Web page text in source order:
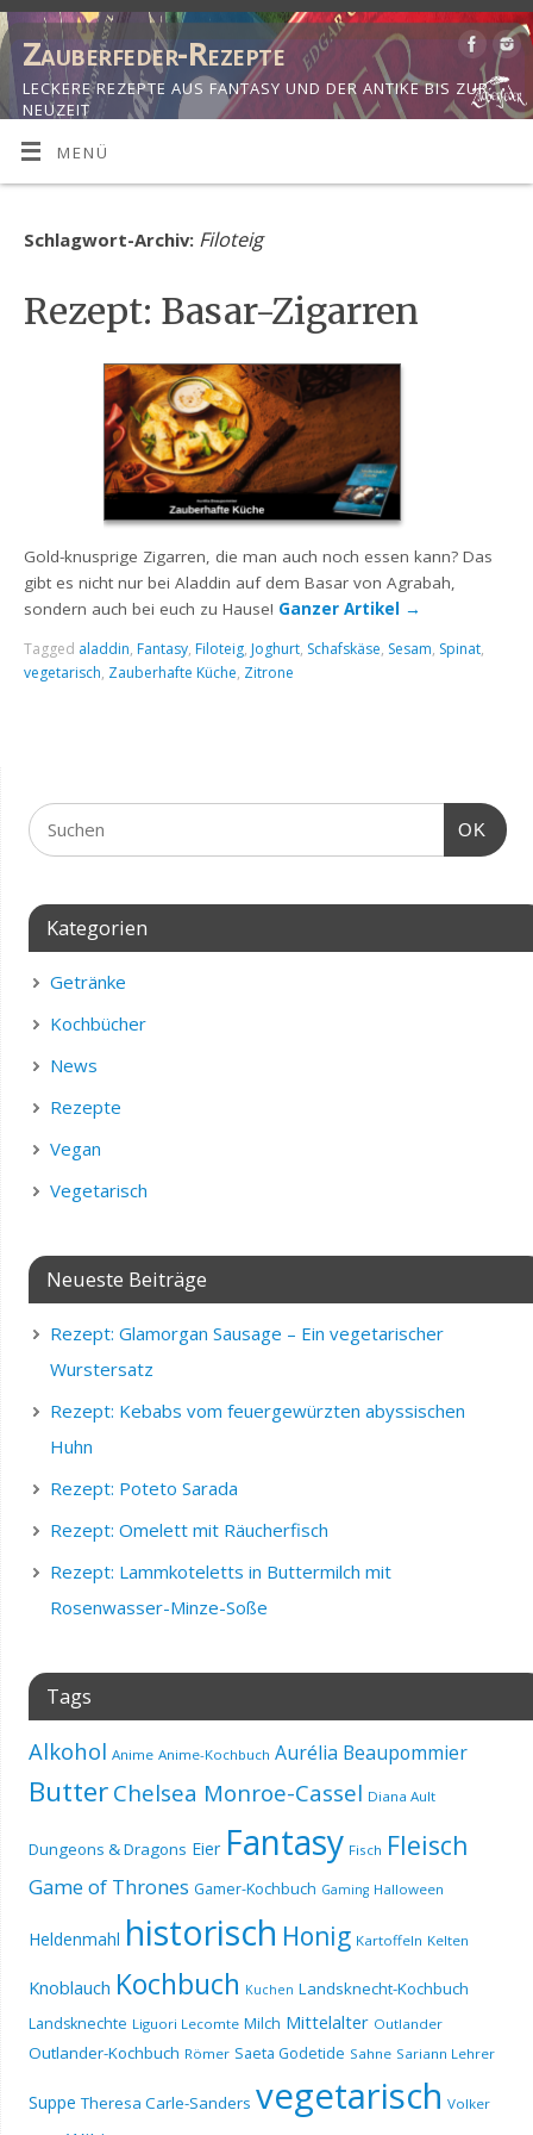
Zauberfeder-Rezepte
LECKERE REZEPTE AUS FANTASY UND DER ANTIKE BIS ZUR
NEUZEIT
MENÜ
Schlagwort-Archiv: Filoteig
Rezept: Basar-Zigarren
Gold-knusprige Zigarren, die man auch noch essen kann? Das
gibt es nicht nur bei Aladdin auf dem Basar von Agrabah,
sondern auch bei euch zu Hause! Ganzer Artikel →
Tagged aladdin, Fantasy, Filoteig, Joghurt, Schafskäse, Sesam, Spinat,
vegetarisch, Zauberhafte Küche, Zitrone
OK
Kategorien
Getränke
Kochbücher
News
Rezepte
Vegan
Vegetarisch
Neueste Beiträge
Rezept: Glamorgan Sausage – Ein vegetarischer
Wurstersatz
Rezept: Kebabs vom feuergewürzten abyssischen
Huhn
Rezept: Poteto Sarada
Rezept: Omelett mit Räucherfisch
Rezept: Lammkoteletts in Buttermilch mit
Rosenwasser-Minze-Soße
Tags
Alkohol Anime Anime-Kochbuch Aurélia Beaupommier
Butter Chelsea Monroe-Cassel Diana Ault
Dungeons & Dragons Eier Fantasy Fisch Fleisch
Game of Thrones Gamer-Kochbuch Gaming Halloween
Heldenmahl historisch Honig Kartoffeln Kelten
Knoblauch Kochbuch Kuchen Landsknecht-Kochbuch
Landsknechte Liguori Lecomte Milch Mittelalter Outlander
Outlander-Kochbuch Römer Saeta Godetide Sahne Sariann Lehrer
Suppe Theresa Carle-Sanders vegetarisch Volker